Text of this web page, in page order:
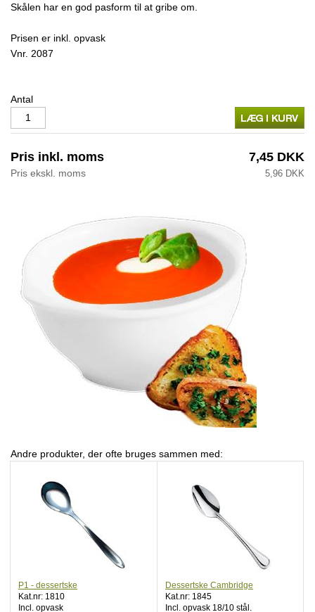
Skålen har en god pasform til at gribe om.
Prisen er inkl. opvask
Vnr. 2087
Antal
Pris inkl. moms 7,45 DKK
Pris ekskl. moms 5,96 DKK
Andre produkter, der ofte bruges sammen med:
P1 - dessertske
Kat.nr: 1810
Incl. opvask
Dessertske Cambridge
Kat.nr: 1845
Incl. opvask 18/10 stål.